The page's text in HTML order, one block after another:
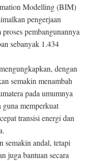
Modelling (BIM)
pengerjaan
pembangunannya
sebanyak 1.434
dengan
semakin menambah
pada umumnya
memperkuat
transisi energi dan
semakin andal, tetapi
juga bantuan secara